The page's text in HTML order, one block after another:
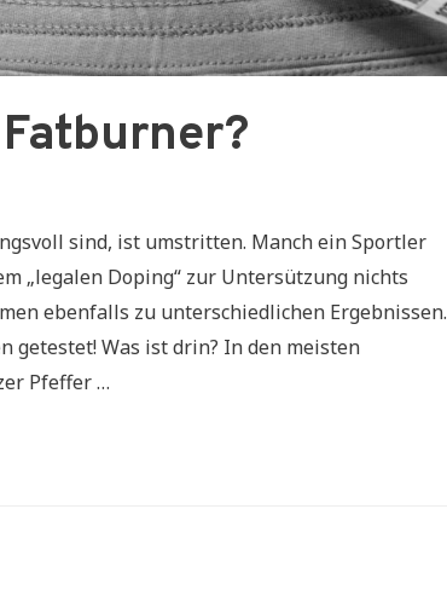
sind, ist umstritten. Manch ein Sportler
„legalen Doping“ zur Untersützung nichts
ebenfalls zu unterschiedlichen Ergebnissen.
getestet! Was ist drin? In den meisten
Pfeffer …